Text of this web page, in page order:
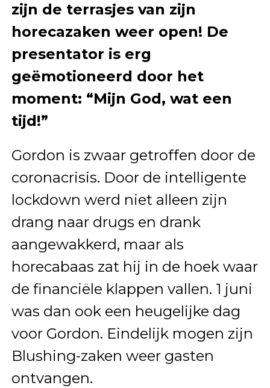
zijn de terrasjes van zijn
horecazaken weer open! De
presentator is erg
geëmotioneerd door het
moment: “Mijn God, wat een
tijd!”
Gordon is zwaar getroffen door de
coronacrisis. Door de intelligente
lockdown werd niet alleen zijn
drang naar drugs en drank
aangewakkerd, maar als
horecabaas zat hij in de hoek waar
de financiële klappen vallen. 1 juni
was dan ook een heugelijke dag
voor Gordon. Eindelijk mogen zijn
Blushing-zaken weer gasten
ontvangen.